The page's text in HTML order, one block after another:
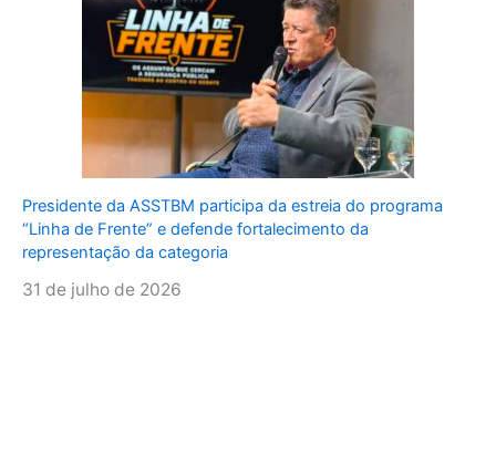
Presidente da ASSTBM participa da estreia do programa
“Linha de Frente” e defende fortalecimento da
representação da categoria
31 de julho de 2026